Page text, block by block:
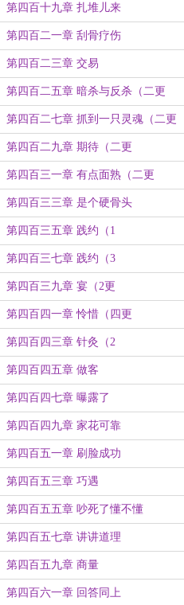
第四百十九章 扎堆儿来
第四百二一章 刮骨疗伤
第四百二三章 交易
第四百二五章 暗杀与反杀（二更
第四百二七章 抓到一只灵魂（二更
第四百二九章 期待（二更
第四百三一章 有点面熟（二更
第四百三三章 是个硬骨头
第四百三五章 践约（1
第四百三七章 践约（3
第四百三九章 宴（2更
第四百四一章 怜惜（四更
第四百四三章 针灸（2
第四百四五章 做客
第四百四七章 曝露了
第四百四九章 家花可靠
第四百五一章 刷脸成功
第四百五三章 巧遇
第四百五五章 吵死了懂不懂
第四百五七章 讲讲道理
第四百五九章 商量
第四百六一章 回答同上